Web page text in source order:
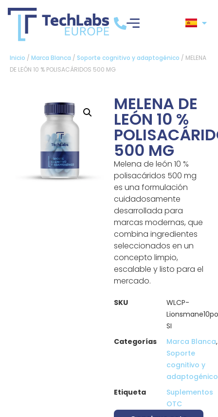
Inicio / Marca Blanca / Soporte cognitivo y adaptogénico / MELENA
DE LEÓN 10 % POLISACÁRIDOS 500 MG
MELENA DE
LEÓN 10 %
500 MG
Melena de león 10 %
polisacáridos 500 mg
es una formulación
cuidadosamente
desarrollada para
marcas modernas, que
combina ingredientes
seleccionados en un
concepto limpio,
escalable y listo para el
mercado.
SKU
WLCP-
SI
Categorías
Marca Blanca,
Soporte
cognitivo y
adaptogénico
Etiqueta
Suplementos
OTC